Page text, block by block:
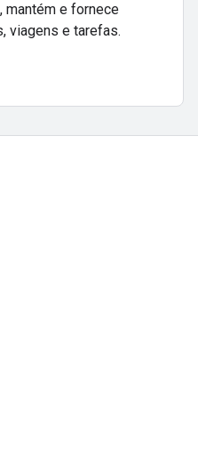
mantém e fornece
viagens e tarefas.